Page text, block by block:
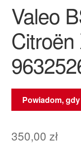
Zasady i warunki
Valeo
Powiadom,
350,00 zł